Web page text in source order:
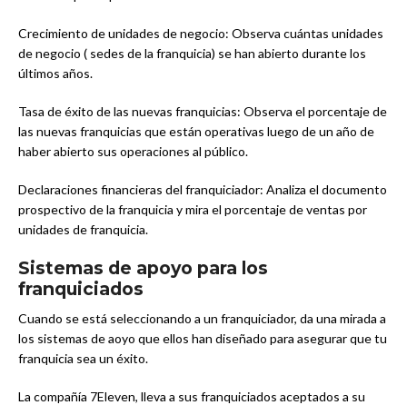
Crecimiento de unidades de negocio: Observa cuántas unidades
de negocio ( sedes de la franquicia) se han abierto durante los
últimos años.
Tasa de éxito de las nuevas franquicias: Observa el porcentaje de
las nuevas franquicias que están operativas luego de un año de
haber abierto sus operaciones al público.
Declaraciones financieras del franquiciador: Analiza el documento
prospectivo de la franquicia y mira el porcentaje de ventas por
unidades de franquicia.
Sistemas de apoyo para los
franquiciados
Cuando se está seleccionando a un franquiciador, da una mirada a
los sistemas de aoyo que ellos han diseñado para asegurar que tu
franquicia sea un éxito.
La compañía 7Eleven, lleva a sus franquiciados aceptados a su